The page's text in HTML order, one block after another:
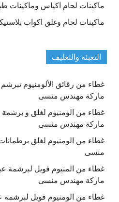
ماكينات لحام اكياس وماكينات
ماكينات لحام وغلق اكواب
التعبئة والتغليف
غطاء من رقائق الألومنيوم
ماركة مهندس منسى
غطاء من الومنيوم لغلق و برشمة
ماركة مهندس منسى
غطاء من الومنيوم لغلق
منسى
غطاء من المنيوم فويل لبرشمة
ماركة مهندس منسى
غطاء من الومنيوم فويل لبرشمة